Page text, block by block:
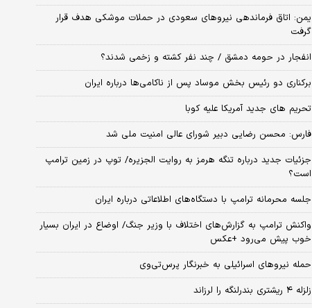
یمن: اتاق فرماندهی نیروهای سعودی در حملات موشکی هدف قرار
گرفت
انفجار در حومه دمشق / چند نفر کشته و زخمی شدند؟
برکناری دو رئیس بخش موساد پس از ناکامی‌ها درباره ایران
تحریم های جدید آمریکا علیه کوبا
فارس: محسن رضایی دبیر شورای عالی امنیت ملی شد
جزئیات جدید درباره تنگه هرمز به روایت الجزیره/ توپ در زمین ترامپ
است؟
جلسه محرمانه ترامپ با دستگاه‌های اطلاعاتی درباره ایران
واکنش ترامپ به گزارش‌های اختلاف با وزیر جنگ/ اوضاع در ایران بسیار
خوب پیش می‌رود +عکس
حمله نیروهای اسرائیلی به خبرنگار پرس‌تی‌وی
زلزله ۴ ریشتری بندرلنگه را لرزاند